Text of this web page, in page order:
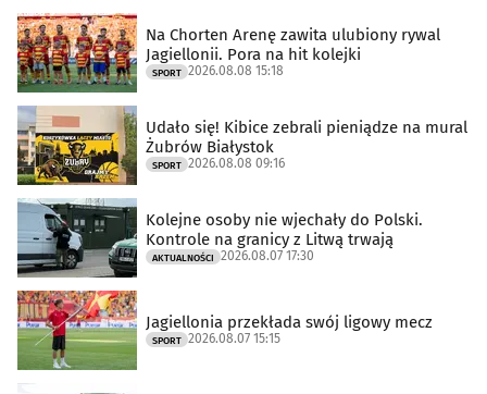
Na Chorten Arenę zawita ulubiony rywal
Jagiellonii. Pora na hit kolejki
SPORT 2026.08.08 15:18
Udało się! Kibice zebrali pieniądze na mural
Żubrów Białystok
SPORT 2026.08.08 09:16
Kolejne osoby nie wjechały do Polski.
Kontrole na granicy z Litwą trwają
AKTUALNOŚCI 2026.08.07 17:30
Jagiellonia przekłada swój ligowy mecz
SPORT 2026.08.07 15:15